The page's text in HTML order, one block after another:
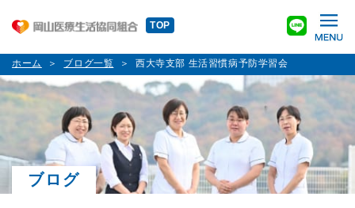
TOP
ホーム ブログ一覧 西大寺支部 生活習慣病予防学習会
ブログ